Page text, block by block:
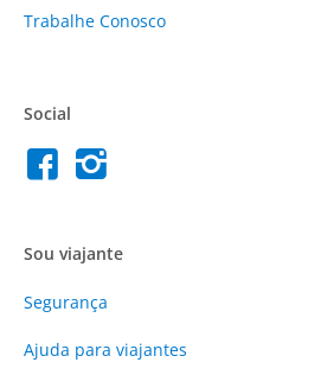
Trabalhe Conosco
Social
Sou viajante
Segurança
Ajuda para viajantes